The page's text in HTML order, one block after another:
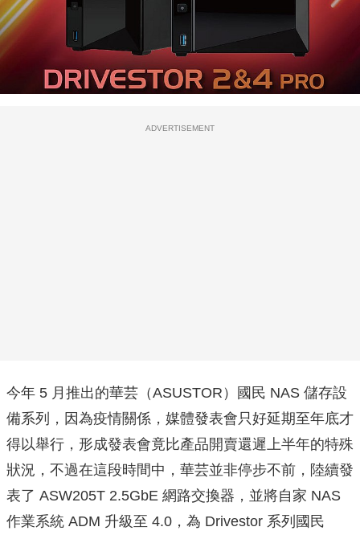
ADVERTISEMENT
今年 5 月推出的華芸（ASUSTOR）國民 NAS 儲存設
備系列，因為疫情關係，媒體發表會只好延期至年底才
得以舉行，形成發表會竟比產品開賣還遲上半年的特殊
狀況，不過在這段時間中，華芸並非停步不前，陸續發
表了 ASW205T 2.5GbE 網路交換器，並將自家 NAS
作業系統 ADM 升級至 4.0，為 Drivestor 系列國民